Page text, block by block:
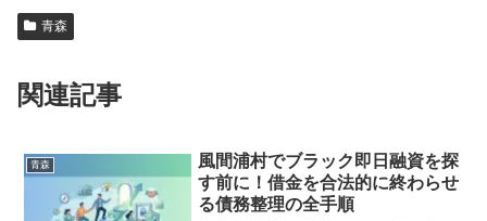
青森
関連記事
青森
風間浦村でブラック即日融資を探
す前に！借金を合法的に終わらせ
る債務整理の全手順